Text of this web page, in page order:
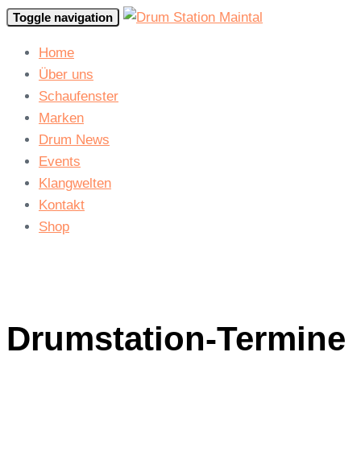
Skip
Skip
primary
navigation
Skip
content
Toggle navigation
Home
Über uns
Schaufenster
Marken
Drum News
Events
Klangwelten
Kontakt
Shop
Drumstation-Termine